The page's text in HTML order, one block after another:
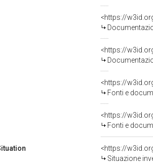
<https://
Fonti e
<https://
Fonti e
<https://
Situazione